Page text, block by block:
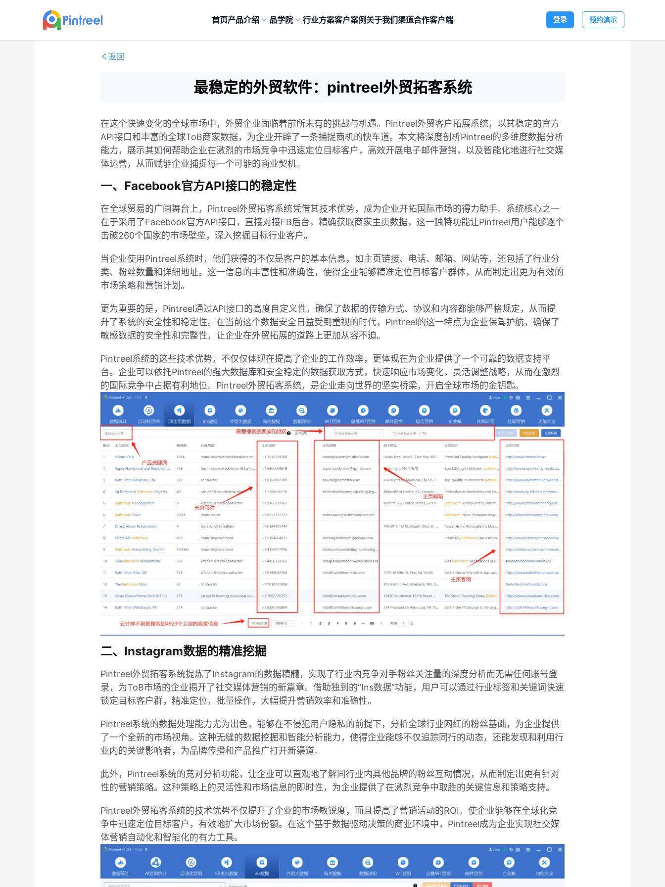
首页产品介绍 品学院 行业方案客户案例 关于我们渠道合作客户端 登录 预约演示
返回
最稳定的外贸软件：pintreel外贸拓客系统
在这个快速变化的全球市场中，外贸企业面临着前所未有的挑战与机遇。Pintreel外贸客户拓展系统，以其稳定的官方
API接口和丰富的全球ToB商家数据，为企业开辟了一条捕捉商机的快车道。本文将深度剖析Pintreel的多维度数据分析
能力，展示其如何帮助企业在激烈的市场竞争中迅速定位目标客户，高效开展电子邮件营销，以及智能化地进行社交媒
体运营，从而赋能企业捕捉每一个可能的商业契机。
一、Facebook官方API接口的稳定性
在全球贸易的广阔舞台上，Pintreel外贸拓客系统凭借其技术优势，成为企业开拓国际市场的得力助手。系统核心之一
在于采用了Facebook官方API接口，直接对接FB后台，精确获取商家主页数据，这一独特功能让Pintreel用户能够逐个
击破260个国家的市场壁垒，深入挖掘目标行业客户。
当企业使用Pintreel系统时，他们获得的不仅是客户的基本信息，如主页链接、电话、邮箱、网站等，还包括了行业分
类、粉丝数量和详细地址。这一信息的丰富性和准确性，使得企业能够精准定位目标客户群体，从而制定出更为有效的
市场策略和营销计划。
更为重要的是，Pintreel通过API接口的高度自定义性，确保了数据的传输方式、协议和内容都能够严格规定，从而提
升了系统的安全性和稳定性。在当前这个数据安全日益受到重视的时代，Pintreel的这一特点为企业保驾护航，确保了
敏感数据的安全性和完整性，让企业在外贸拓展的道路上更加从容不迫。
Pintreel系统的这些技术优势，不仅仅体现在提高了企业的工作效率，更体现在为企业提供了一个可靠的数据支持平
台。企业可以依托Pintreel的强大数据库和安全稳定的数据获取方式，快速响应市场变化，灵活调整战略，从而在激烈
的国际竞争中占据有利地位。Pintreel外贸拓客系统，是企业走向世界的坚实桥梁，开启全球市场的金钥匙。
二、Instagram数据的精准挖掘
Pintreel外贸拓客系统提炼了Instagram的数据精髓，实现了行业内竞争对手粉丝关注量的深度分析而无需任何账号登
录，为ToB市场的企业揭开了社交媒体营销的新篇章。借助独到的“Ins数据”功能，用户可以通过行业标签和关键词快速
锁定目标客户群，精准定位，批量操作，大幅提升营销效率和准确性。
Pintreel系统的数据处理能力尤为出色，能够在不侵犯用户隐私的前提下，分析全球行业网红的粉丝基础，为企业提供
了一个全新的市场视角。这种无缝的数据挖掘和智能分析能力，使得企业能够不仅追踪同行的动态，还能发现和利用行
业内的关键影响者，为品牌传播和产品推广打开新渠道。
此外，Pintreel系统的竞对分析功能，让企业可以直观地了解同行业内其他品牌的粉丝互动情况，从而制定出更有针对
性的营销策略。这种策略上的灵活性和市场信息的即时性，为企业提供了在激烈竞争中取胜的关键信息和策略支持。
Pintreel外贸拓客系统的技术优势不仅提升了企业的市场敏锐度，而且提高了营销活动的ROI，使企业能够在全球化竞
争中迅速定位目标客户，有效地扩大市场份额。在这个基于数据驱动决策的商业环境中，Pintreel成为企业实现社交媒
体营销自动化和智能化的有力工具。